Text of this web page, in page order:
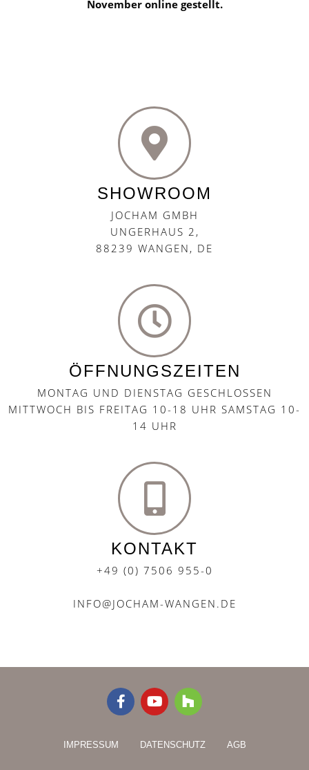
November online gestellt.
SHOWROOM
JOCHAM GMBH
UNGERHAUS 2,
88239 WANGEN, DE
ÖFFNUNGSZEITEN
MONTAG UND DIENSTAG GESCHLOSSEN
MITTWOCH BIS FREITAG 10-18 UHR SAMSTAG 10-
14 UHR
KONTAKT
+49 (0) 7506 955-0
INFO@JOCHAM-WANGEN.DE
F
a
Y
o
u
H
o
z
IMPRESSUM DATENSCHUTZ AGB